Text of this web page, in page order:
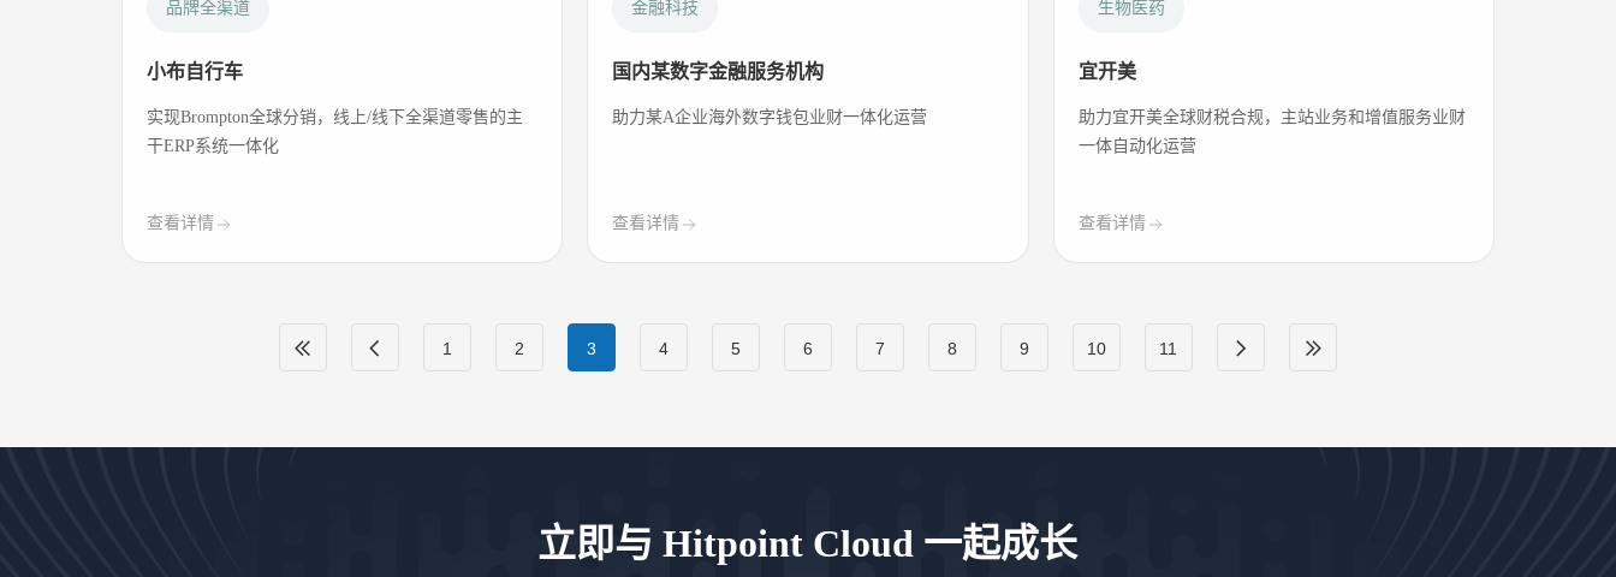
品牌全渠道
小布自行车
实现Brompton全球分销，线上/线下全渠道零售的主
干ERP系统一体化
查看详情
金融科技
国内某数字金融服务机构
助力某A企业海外数字钱包业财一体化运营
查看详情
生物医药
宜开美
助力宜开美全球财税合规，主站业务和增值服务业财
一体自动化运营
查看详情
1 2 3 4 5 6 7 8 9 10 11
立即与 Hitpoint Cloud 一起成长